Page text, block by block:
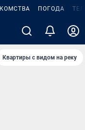
ПОГОДА
Квартиры с видом на реку